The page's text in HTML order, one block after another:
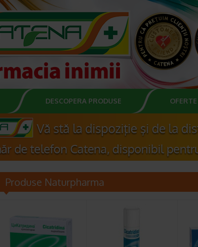
DESCOPERA PRODUSE OFERTE
Produse Naturpharma